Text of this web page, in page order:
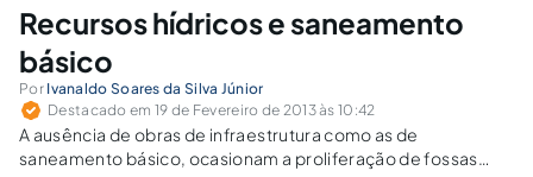
Recursos hídricos e saneamento
básico
Por Ivanaldo Soares da Silva Júnior
Destacado em 19 de Fevereiro de 2013 às 10:42
A ausência de obras de infraestrutura como as de
saneamento básico, ocasionam a proliferação de fossas